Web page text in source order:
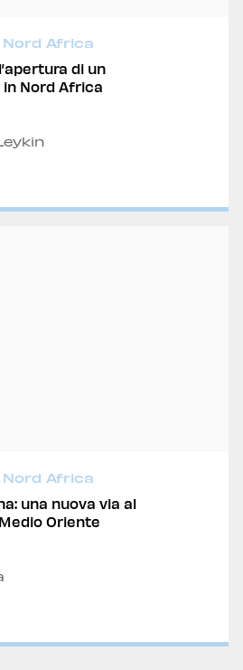
Africa
di un
Nord Africa
Africa
una nuova via al
Oriente